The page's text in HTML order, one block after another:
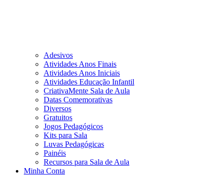
Adesivos
Atividades Anos Finais
Atividades Anos Iniciais
Atividades Educação Infantil
CriativaMente Sala de Aula
Datas Comemorativas
Diversos
Gratuitos
Jogos Pedagógicos
Kits para Sala
Luvas Pedagógicas
Painéis
Recursos para Sala de Aula
Minha Conta